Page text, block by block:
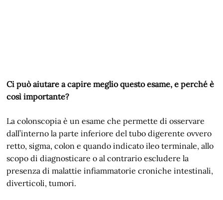
Ci può aiutare a capire meglio questo esame, e perché è
così importante?
La colonscopia è un esame che permette di osservare
dall’interno la parte inferiore del tubo digerente ovvero
retto, sigma, colon e quando indicato ileo terminale, allo
scopo di diagnosticare o al contrario escludere la
presenza di malattie infiammatorie croniche intestinali,
diverticoli, tumori.